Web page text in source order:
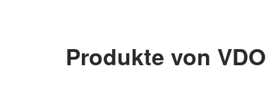
Produkte von VDO